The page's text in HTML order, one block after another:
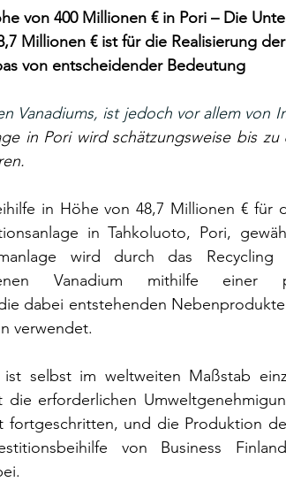
von 400 Millionen € in Pori – Die
Millionen € ist für die Realisierung
von entscheidender Bedeutung
in Pori wird schätzungsweise bis zu
in Höhe von 48,7 Millionen € für
in Tahkoluoto, Pori,
wird durch das Recycling
Vanadium mithilfe einer
dabei entstehenden
verwendet.
selbst im weltweiten Maßstab
erforderlichen
fortgeschritten, und die Produktion
von Business